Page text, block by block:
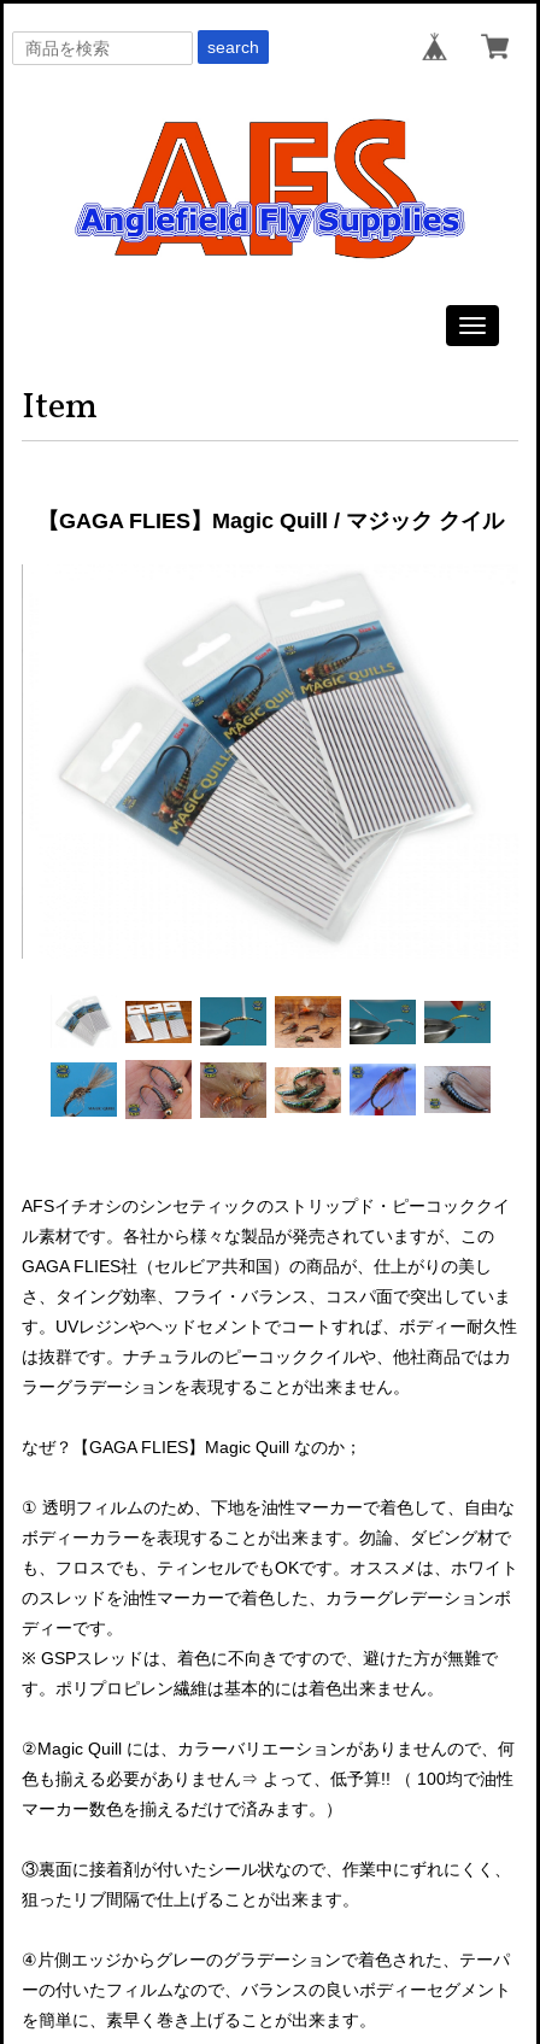
search
Toggle
Item
【GAGA FLIES】Magic Quill / マジック クイル
AFSイチオシのシンセティックのストリップド・ピーコッククイ
ル素材です。各社から様々な製品が発売されていますが、この
GAGA FLIES社（セルビア共和国）の商品が、仕上がりの美し
さ、タイング効率、フライ・バランス、コスパ面で突出していま
す。UVレジンやヘッドセメントでコートすれば、ボディー耐久性
は抜群です。ナチュラルのピーコッククイルや、他社商品ではカ
ラーグラデーションを表現することが出来ません。
なぜ？【GAGA FLIES】Magic Quill なのか；
① 透明フィルムのため、下地を油性マーカーで着色して、自由な
ボディーカラーを表現することが出来ます。勿論、ダビング材で
も、フロスでも、ティンセルでもOKです。オススメは、ホワイト
のスレッドを油性マーカーで着色した、カラーグレデーションボ
ディーです。
※ GSPスレッドは、着色に不向きですので、避けた方が無難で
す。ポリプロピレン繊維は基本的には着色出来ません。
②Magic Quill には、カラーバリエーションがありませんので、何
色も揃える必要がありません⇒ よって、低予算!! （ 100均で油性
マーカー数色を揃えるだけで済みます。）
③裏面に接着剤が付いたシール状なので、作業中にずれにくく、
狙ったリブ間隔で仕上げることが出来ます。
④片側エッジからグレーのグラデーションで着色された、テーパ
ーの付いたフィルムなので、バランスの良いボディーセグメント
を簡単に、素早く巻き上げることが出来ます。